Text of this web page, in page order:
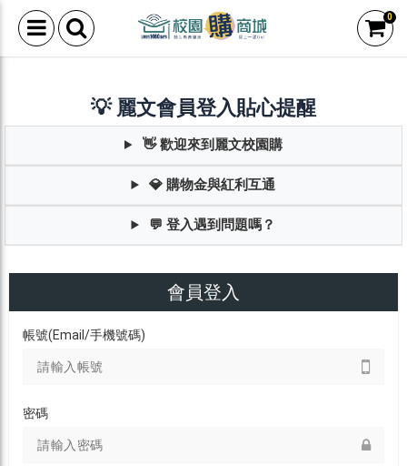
0
💡 麗文會員登入貼心提醒
👋 歡迎來到麗文校園購
💎 購物金與紅利互通
💬 登入遇到問題嗎？
會員登入
帳號(Email/手機號碼)
密碼